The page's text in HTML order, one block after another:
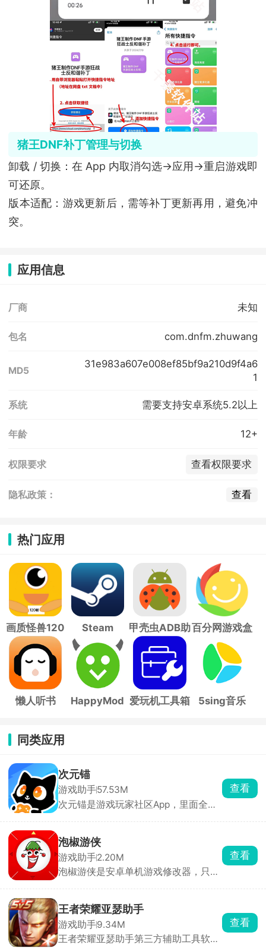
猪王DNF补丁管理与切换
卸载 / 切换：在 App 内取消勾选→应用→重启游戏即
可还原。
版本适配：游戏更新后，需等补丁更新再用，避免冲
突。
应用信息
厂商 未知
包名 com.dnfm.zhuwang
MD5
31e983a607e008ef85bf9a210d9f4a6
1
系统 需要支持安卓系统5.2以上
年龄 12+
权限要求 查看权限要求
隐私政策： 查看
热门应用
画质怪兽120
帧
Steam
甲壳虫ADB助
手
百分网游戏盒
子
懒人听书 HappyMod 爱玩机工具箱 5sing音乐
同类应用
次元锚
游戏助手57.53M
次元锚是游戏玩家社区App，里面全是
专区。高玩写的攻略特别硬核，从开荒
到隐藏要素都讲得很细。能发动态、聊
话题、找队友开黑，社区氛围挺纯粹。
查看
泡椒游侠
游戏助手2.20M
泡椒游侠是安卓单机游戏修改器，只有
数值，改完锁定就行。还能加速、自动
挂机。适配各种模拟器老游戏。但只能
玩单机，联网手游用了会封号，新游戏
加密可能改不了，iOS 也用不了。
查看
王者荣耀亚瑟助手
游戏助手9.34M
王者荣耀亚瑟助手第三方辅助工具软
查看